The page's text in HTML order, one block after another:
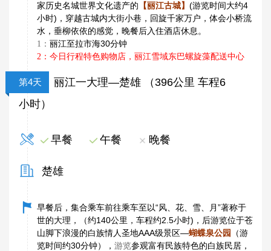
家历史名城世界文化遗产的 【丽江古城】 (游览时间大约4
小时)，穿越古城内大街小巷，回旋千家万户，体会小桥流
水，垂柳依依的感觉，晚餐后入住酒店休息。
1 ： 丽江至拉市海30分钟
2：今日行程特色购物店，丽江雪域东巴螺旋藻配送中心
第4天
丽江一大理—楚雄 （396公里 车程6
小时）
早餐 午餐 晚餐
楚雄
早餐后，集合乘车前往乘车至以“风、花、雪、月”著称于
世的大理，（约140公里，车程约2.5小时)，后游览位于苍
山脚下浪漫的白族情人圣地AAA级景区—蝴蝶泉公园 （游
览时间约30分钟）， 游览参观富有民族特色的白族民居，